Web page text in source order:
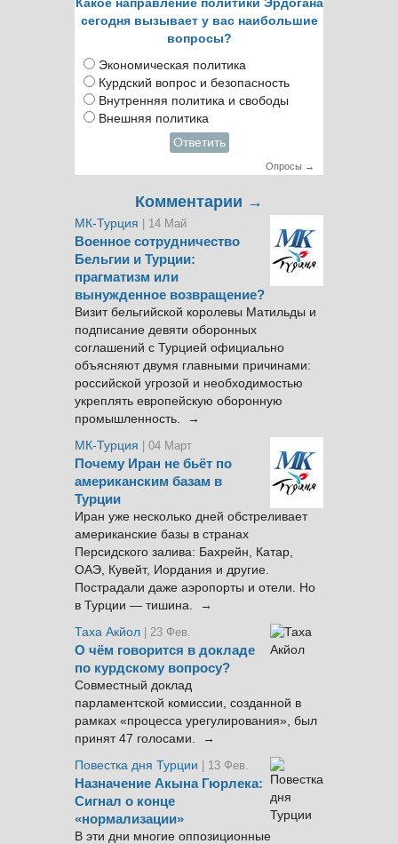
Какое направление политики Эрдогана
сегодня вызывает у вас наибольшие
вопросы?
Экономическая политика
Курдский вопрос и безопасность
Внутренняя политика и свободы
Внешняя политика
Ответить
Опросы →
Комментарии →
МК-Турция | 14 Май
Военное сотрудничество
Бельгии и Турции:
прагматизм или
вынужденное возвращение?
Визит бельгийской королевы Матильды и
подписание девяти оборонных
соглашений с Турцией официально
объясняют двумя главными причинами:
российской угрозой и необходимостью
укреплять европейскую оборонную
промышленность. →
МК-Турция
| 04 Март
Почему Иран не бьёт по
американским базам в
Турции
Иран уже несколько дней обстреливает
американские базы в странах
Персидского залива: Бахрейн, Катар,
ОАЭ, Кувейт, Иордания и другие.
Пострадали даже аэропорты и отели. Но
в Турции — тишина. →
Таха Акйол | 23 Фев.
О чём говорится в докладе
по курдскому вопросу?
Совместный доклад
парламентской комиссии, созданной в
рамках «процесса урегулирования», был
принят 47 голосами. →
Повестка дня Турции
| 13 Фев.
Назначение Акына Гюрлека:
Сигнал о конце
«нормализации»
В эти дни многие оппозиционные